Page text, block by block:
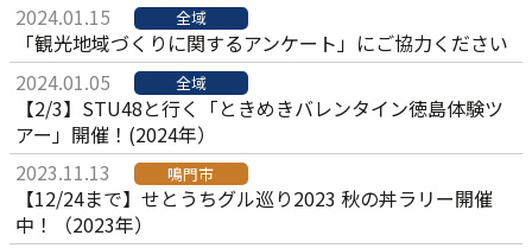
2024.01.15
全域
「観光地域づくりに関するアンケート」にご協力ください
2024.01.05
全域
【2/3】STU48と行く「ときめきバレンタイン徳島体験ツ
アー」開催！(2024年）
2023.11.13
鳴門市
【12/24まで】せとうちグル巡り2023 秋の丼ラリー開催
中！（2023年）